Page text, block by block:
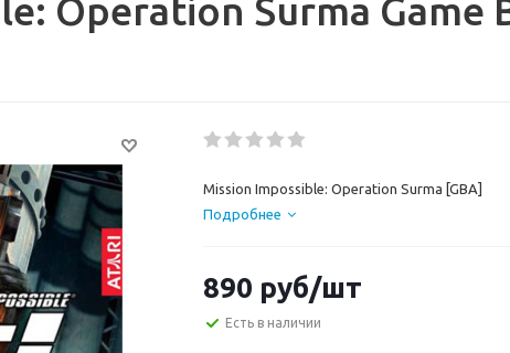
Operation Surma Game
Mission Impossible: Operation Surma [GBA]
Подробнее
890 руб/шт
Есть в наличии